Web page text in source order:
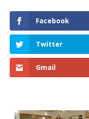
Facebook
Twitter
Gmail